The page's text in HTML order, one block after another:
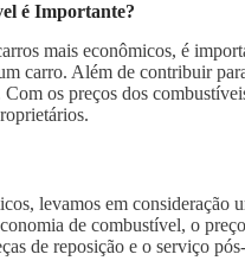
é Importante?
mais econômicos, é
carro. Além de contribuir
os preços dos
levamos em
de combustível, o
de reposição e o serviço